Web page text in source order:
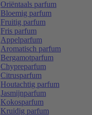
Oriëntaals parfum
Bloemig parfum
Fruitig parfum
Fris parfum
Appelparfum
Aromatisch parfum
Bergamotparfum
Chypreparfum
Citrusparfum
Houtachtig parfum
Jasmijnparfum
Kokosparfum
Kruidig parfum